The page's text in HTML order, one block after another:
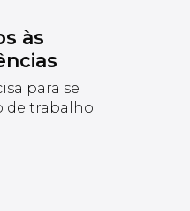
às
para se
de trabalho.